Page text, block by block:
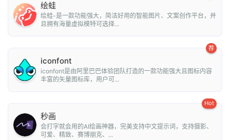
绘蛙
绘蛙-是一款功能强大，简洁好用的智能图片、文案创作平台，并
且拥有海量虚拟模特可选择...
荐
iconfont
iconfont是由阿里巴巴体验团队打造的一款功能强大且图标内容
丰富的矢量图标库，用户可...
Hot
秒画
会打字就会用的AI绘画神器，完美支持中文提示词，支持摄影、
可爱、精致、赛博朋克、...